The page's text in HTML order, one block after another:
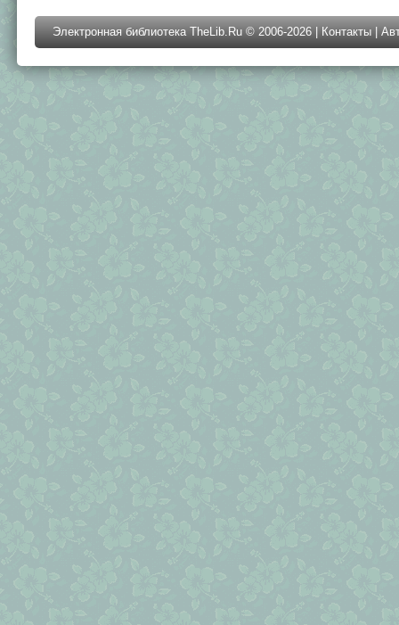
Электронная библиотека TheLib.Ru © 2006-2026 | Контакты |